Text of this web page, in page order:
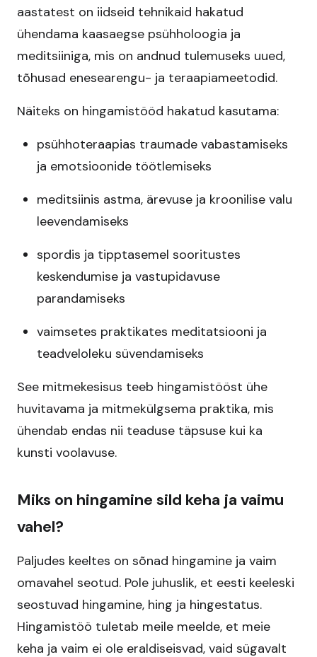
aastatest on iidseid tehnikaid hakatud
ühendama kaasaegse psühholoogia ja
meditsiiniga, mis on andnud tulemuseks uued,
tõhusad enesearengu- ja teraapiameetodid.
Näiteks on hingamistööd hakatud kasutama:
psühhoteraapias traumade vabastamiseks
ja emotsioonide töötlemiseks
meditsiinis astma, ärevuse ja kroonilise valu
leevendamiseks
spordis ja tipptasemel sooritustes
keskendumise ja vastupidavuse
parandamiseks
vaimsetes praktikates meditatsiooni ja
teadveloleku süvendamiseks
See mitmekesisus teeb hingamistööst ühe
huvitavama ja mitmekülgsema praktika, mis
ühendab endas nii teaduse täpsuse kui ka
kunsti voolavuse.
Miks on hingamine sild keha ja vaimu
vahel?
Paljudes keeltes on sõnad hingamine ja vaim
omavahel seotud. Pole juhuslik, et eesti keeleski
seostuvad hingamine, hing ja hingestatus.
Hingamistöö tuletab meile meelde, et meie
keha ja vaim ei ole eraldiseisvad, vaid sügavalt